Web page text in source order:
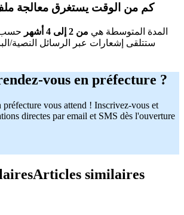
كم من الوقت يستغرق معالجة
المدة المتوسطة هي من 2 إلى 4 أشهر
حسب
ستتلقى إشعارات عبر الرسائل النصية/
vous en préfecture ?
préfecture vous attend ! Inscrivez-vous et
directes par email et SMS dès l'ouverture
Articles similaires